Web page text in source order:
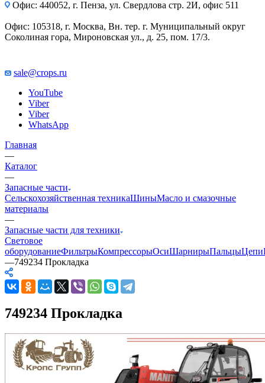
Офис: 440052, г. Пенза, ул. Свердлова стр. 2И, офис 511
Офис: 105318, г. Москва, Вн. тер. г. Муниципальный округ
Соколиная гора, Мироновская ул., д. 25, пом. 17/3.
sale@crops.ru
YouTube
Viber
Viber
WhatsApp
Главная
—
Каталог
—
Запасные части
Сельскохозяйственная техникаШиныМасло и смазочные
материалы
—
Запасные части для техники
Световое
оборудованиеФильтрыКомпрессорыОсиШарнирыПальцыЦепи
—749234 Прокладка
749234 Прокладка